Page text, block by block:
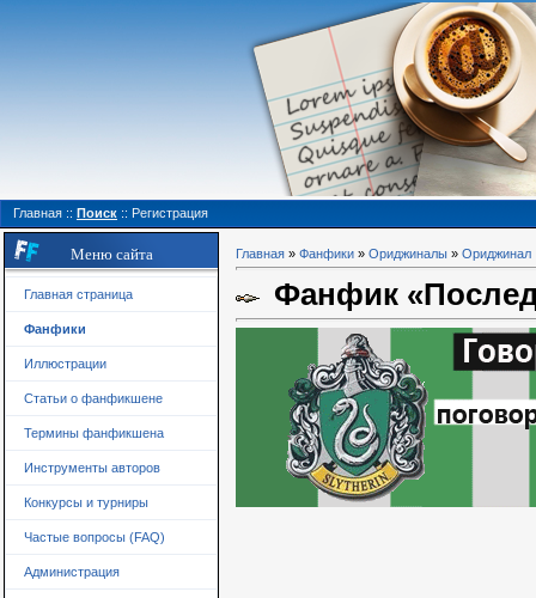
Главная :: Поиск :: Регистрация
Меню сайта
Главная страница
Фанфики
Иллюстрации
Статьи о фанфикшене
Термины фанфикшена
Инструменты авторов
Конкурсы и турниры
Частые вопросы (FAQ)
Администрация
Главная » Фанфики » Ориджиналы » Ориджинал
Фанфик